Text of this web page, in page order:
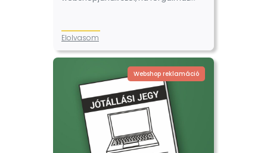
jelentős változások lépnek hatályba
kötelezettségekben. Az egyik
Elolvasom
Webshop reklamáció